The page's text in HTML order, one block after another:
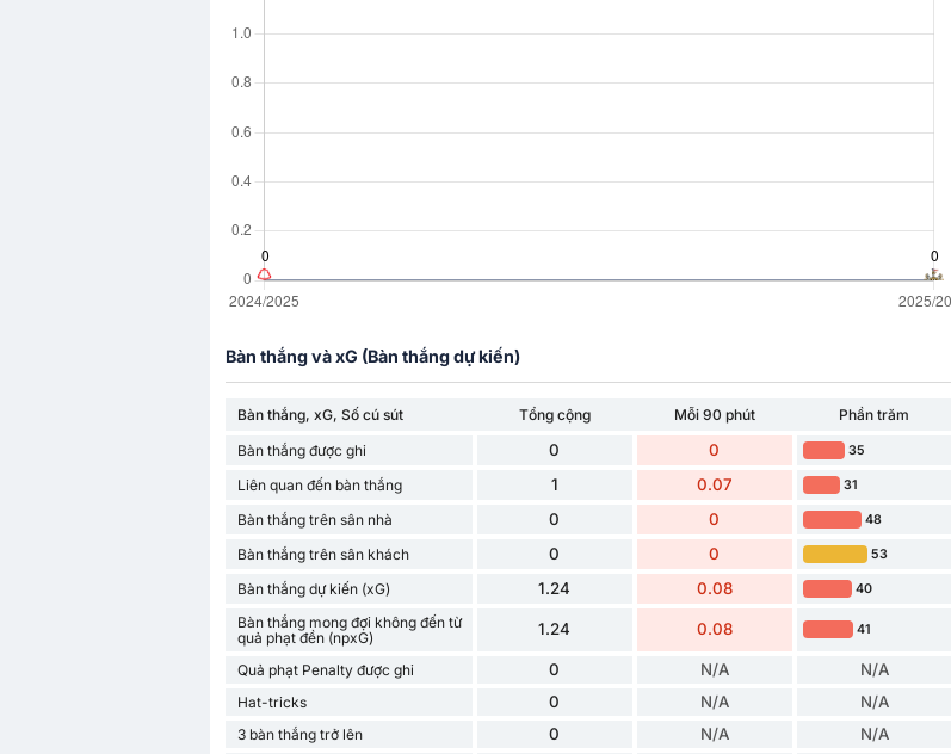
Bàn thắng và xG (Bàn thắng dự kiến)
Bàn thắng, xG, Số cú sút Tổng cộng Mỗi 90 phút
Phần trăm
Bàn thắng được ghi
0 0 35
Liên quan đến bàn thắng 1 0.07 31
Bàn thắng trên sân nhà 0 0 48
Bàn thắng trên sân khách 0 0 53
Bàn thắng dự kiến (xG) 1.24 0.08 40
Bàn thắng mong đợi không đến từ
quả phạt đền (npxG)
1.24 0.08 41
Quả phạt Penalty được ghi 0 N/A N/A
Hat-tricks 0 N/A N/A
3 bàn thắng trở lên 0 N/A N/A